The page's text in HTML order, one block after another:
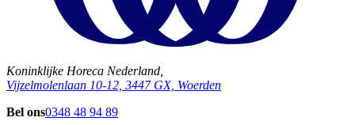
Koninklijke Horeca Nederland,
Vijzelmolenlaan 10-12, 3447 GX, Woerden
Bel ons0348 48 94 89